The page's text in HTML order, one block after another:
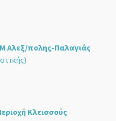
Αλεξ/πολης-Παλαγιάς
Κλεισσούς